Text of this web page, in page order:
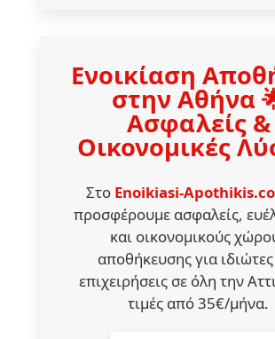
Ενοικίαση
στην Αθήνα
Ασφαλείς &
Οικονομικές
Στο Enoikiasi-
προσφέρουμε ασφαλείς,
και οικονομικούς
αποθήκευσης για
επιχειρήσεις σε όλη την
τιμές από 35€/μήνα.